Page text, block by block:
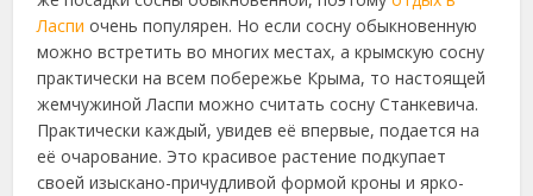
Ласпи очень популярен. Но если сосну обыкновенную
можно встретить во многих местах, а крымскую сосну
практически на всем побережье Крыма, то настоящей
жемчужиной Ласпи можно считать сосну Станкевича.
Практически каждый, увидев её впервые, подается на
её очарование. Это красивое растение подкупает
своей изыскано-причудливой формой кроны и ярко-